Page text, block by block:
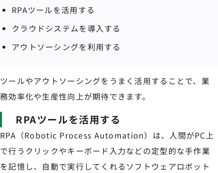
RPAツールを活用する
クラウドシステムを導入する
アウトソーシングを利用する
ツールやアウトソーシングをうまく活用することで、業
務効率化や生産性向上が期待できます。
RPAツールを活用する
RPA（Robotic Process Automation）は、人間がPC上
で行うクリックやキーボード入力などの定型的な手作業
を記憶し、自動で実行してくれるソフトウェアロボット